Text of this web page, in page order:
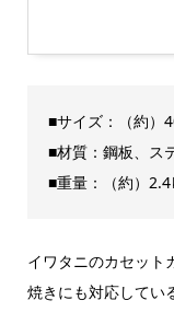
■サイズ：（約）
■材質：鋼板、ス
■重量：（約）2.4
イワタニのカセッ
焼きにも対応してい